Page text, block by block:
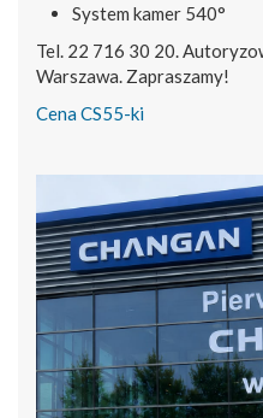
System kamer 540°
Tel. 22 716 30 20.
Warszawa. Zapraszamy!
Cena CS55-ki